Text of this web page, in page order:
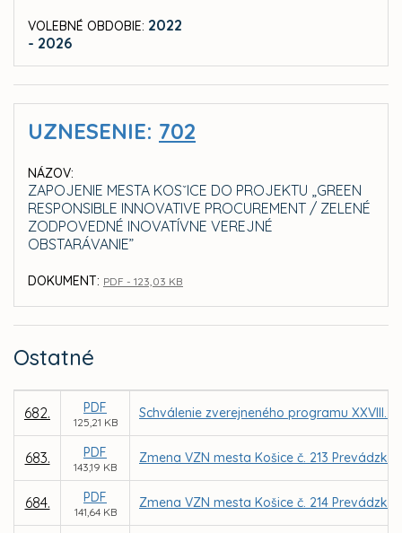
VOLEBNÉ OBDOBIE: 2022
- 2026
UZNESENIE: 702
NÁZOV:
ZAPOJENIE MESTA KOSˇICE DO PROJEKTU „GREEN
RESPONSIBLE INNOVATIVE PROCUREMENT / ZELENÉ
ZODPOVEDNÉ INOVATÍVNE VEREJNÉ
OBSTARÁVANIE”
DOKUMENT: PDF - 123,03 KB
Ostatné
682. PDF
125,21 KB
Schválenie zverejneného programu XXVIII.
683. PDF
143,19 KB
Zmena VZN mesta Košice č. 213
684. PDF
141,64 KB
Zmena VZN mesta Košice č. 214